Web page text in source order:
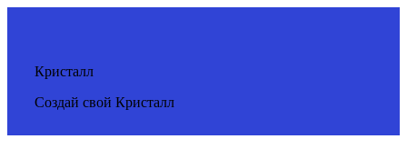
Кристалл
Создай свой Кристалл